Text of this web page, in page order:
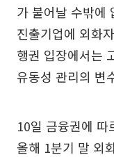
가 불어날 수밖에
진출기업에 외화
행권 입장에서는
유동성 관리의 변
10일 금융권에 따
올해 1분기 말 외